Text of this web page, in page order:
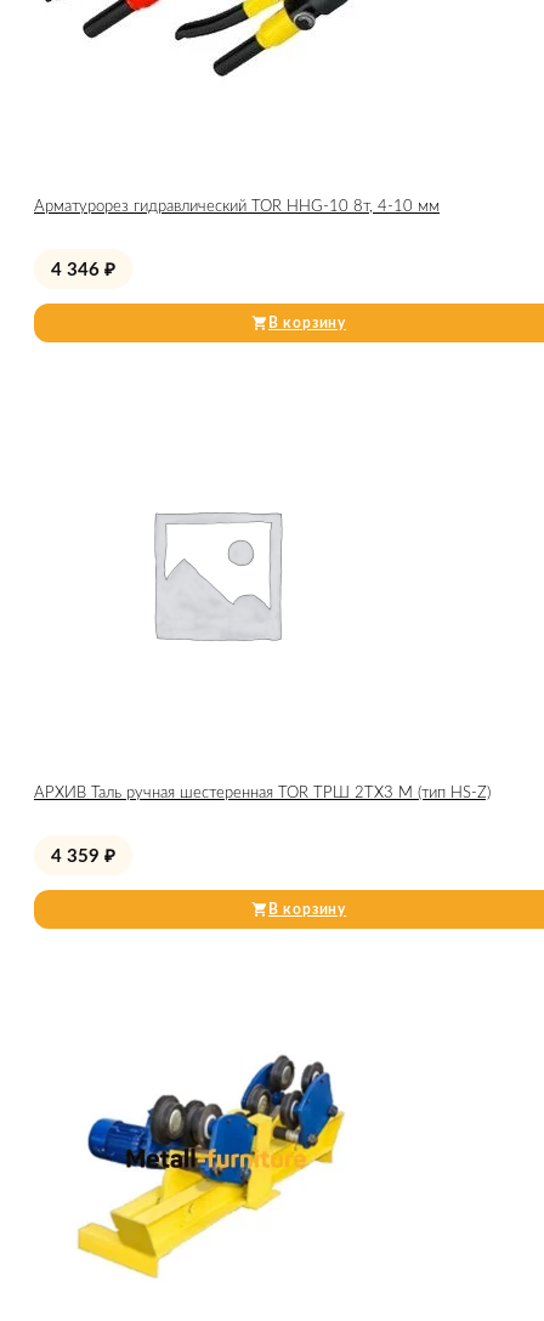
Арматурорез гидравлический TOR HHG-10 8т, 4-10 мм
4 346 ₽
В корзину
АРХИВ Таль ручная шестеренная TOR ТРШ 2ТХ3 М (тип HS-Z)
4 359 ₽
В корзину